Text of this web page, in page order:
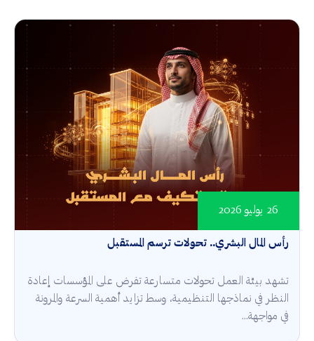
رأس المال البشري.. تحولات ترسم المستقبل
26 يوليو 2026
تشهد بيئة العمل تحولات متسارعة تفرض على المؤسسات إعادة
النظر في نماذجها التنظيمية، وسط تزايد أهمية السرعة والمرونة
في مواجهة...